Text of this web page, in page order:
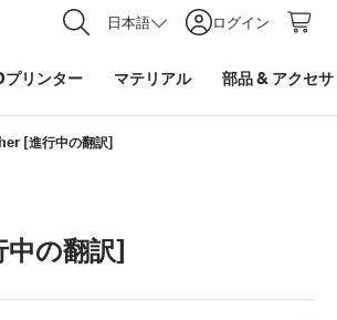
日本語 ログイン
プリンター マテリアル 部品& アクセ
[進行中の翻訳]
の翻訳]